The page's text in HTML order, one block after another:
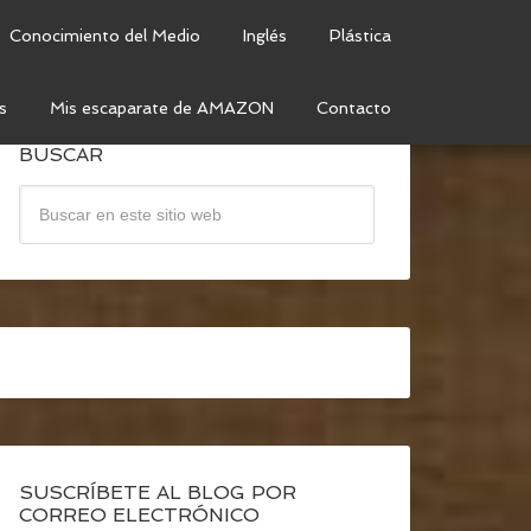
Conocimiento del Medio Inglés Plástica
Mis escaparate de AMAZON Contacto
BUSCAR
SUSCRÍBETE AL BLOG POR
CORREO ELECTRÓNICO